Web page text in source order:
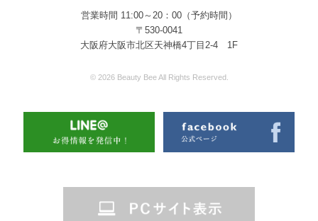
営業時間 11:00～20：00（予約時間）
〒530-0041
大阪府大阪市北区天神橋4丁目2-4 1F
© 2026 Beauty Bee All Rights Reserved.